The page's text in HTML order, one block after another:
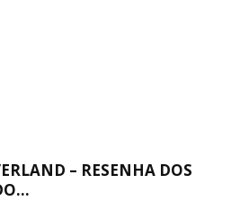
– RESENHA DOS